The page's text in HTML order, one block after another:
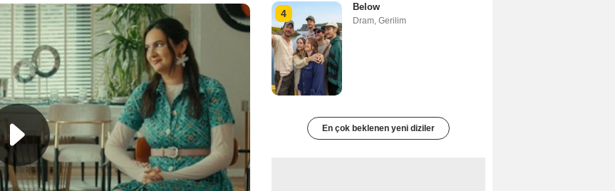
4
Below
Dram Gerilim
En çok beklenen yeni diziler